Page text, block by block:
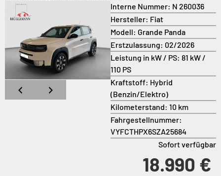
Interne Nummer: N 260036
Hersteller: Fiat
Modell: Grande Panda
Erstzulassung: 02/2026
Leistung in kW / PS: 81 kW /
110 PS
Kraftstoff: Hybrid
(Benzin/Elektro)
Kilometerstand: 10 km
Fahrgestellnummer:
VYFCTHPX6SZA25684
Sofort verfügbar
18.990 €